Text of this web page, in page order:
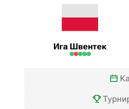
Ига Швентек